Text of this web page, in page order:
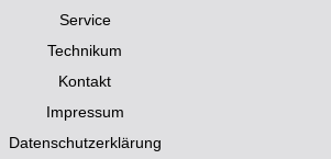
Service
Technikum
Kontakt
Impressum
Datenschutzerklärung